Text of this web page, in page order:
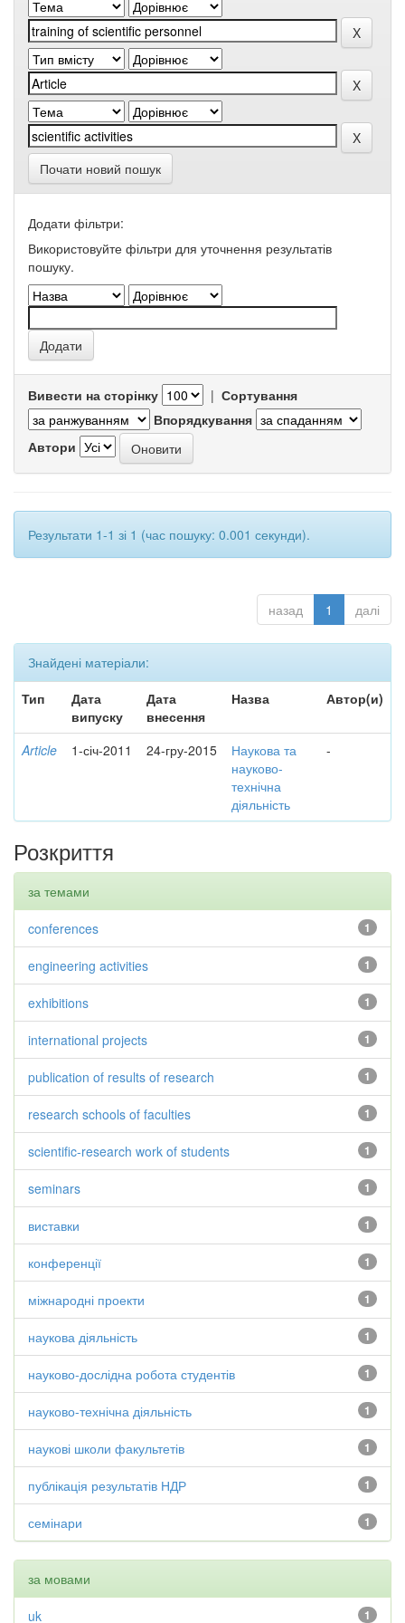
Почати новий пошук
Додати фільтри:
Використовуйте фільтри для уточнення результатів
пошуку.
Вивести на сторінку | Сортування
Впорядкування
Автори
Результати 1-1 зі 1 (час пошуку: 0.001 секунди).
назад 1 далі
Знайдені матеріали:
Тип
Дата
випуску
Дата
внесення
Назва Автор(и)
Article 1-січ-2011 24-гру-2015
Наукова та
науково-
технічна
діяльність
-
Розкриття
за темами
1
conferences
1
engineering activities
1
exhibitions
1
international projects
1
publication of results of research
1
research schools of faculties
1
scientific-research work of students
1
seminars
1
виставки
1
конференції
1
міжнародні проекти
1
наукова діяльність
1
науково-дослідна робота студентів
1
науково-технічна діяльність
1
наукові школи факультетів
1
публікація результатів НДР
1
семінари
за мовами
1
uk